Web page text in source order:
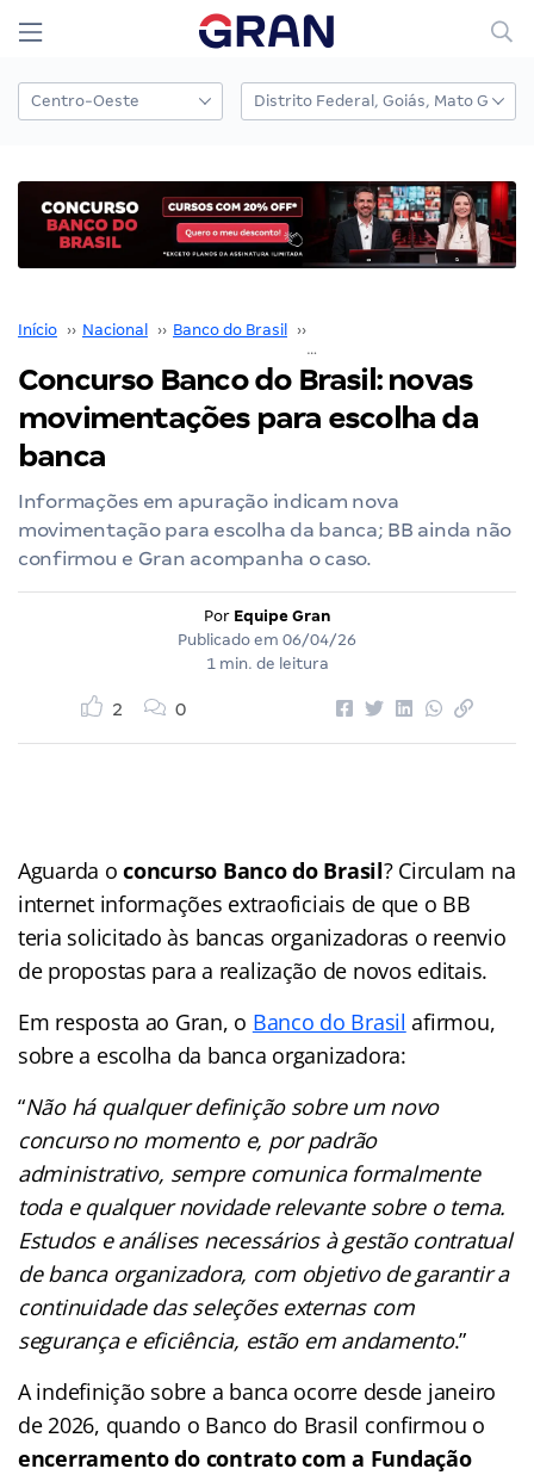
Início ›› Nacional ›› Banco do Brasil ››
Concurso Banco do Brasil: novas
movimentações para escolha da
banca
Informações em apuração indicam nova
movimentação para escolha da banca; BB ainda não
confirmou e Gran acompanha o caso.
Por Equipe Gran
Publicado em 06/04/26
1 min. de leitura
2 0
Aguarda o concurso Banco do Brasil? Circulam na
internet informações extraoficiais de que o BB
teria solicitado às bancas organizadoras o reenvio
de propostas para a realização de novos editais.
Em resposta ao Gran, o Banco do Brasil afirmou,
sobre a escolha da banca organizadora:
“Não há qualquer definição sobre um novo
concurso no momento e, por padrão
administrativo, sempre comunica formalmente
toda e qualquer novidade relevante sobre o tema.
Estudos e análises necessários à gestão contratual
de banca organizadora, com objetivo de garantir a
continuidade das seleções externas com
segurança e eficiência, estão em andamento.”
A indefinição sobre a banca ocorre desde janeiro
de 2026, quando o Banco do Brasil confirmou o
encerramento do contrato com a Fundação